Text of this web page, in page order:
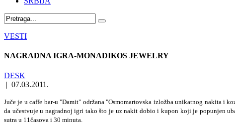
VESTI
NAGRADNA IGRA-MONADIKOS JEWELRY
DESK
| 07.03.2011.
Juče je u caffe bar-u "Damit" održana "Osmomartovska izložba unikatnog nakita
da učestvuje u nagradnoj igri tako što je uz nakit dobio i kupon koji je popunjen
sutra u 11časova i 30 minuta.